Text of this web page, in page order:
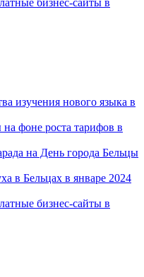
бизнес-сайты в
изучения нового языка в
на фоне роста тарифов в
на День города Бельцы
в Бельцах в январе 2024
бизнес-сайты в